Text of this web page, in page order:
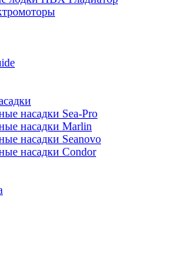
насадки Sea-Pro
насадки Marlin
насадки Seanovo
насадки Condor